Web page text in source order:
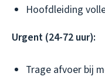
Hoofdleiding
Urgent (24-72 uur):
Trage afvoer bij